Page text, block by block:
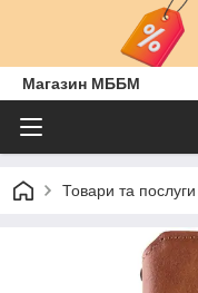
Магазин МББМ
Товари та послуги